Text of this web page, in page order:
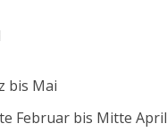
bis Mai
Februar bis Mitte April